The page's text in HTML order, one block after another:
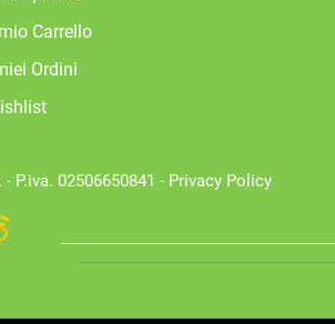
Carrello
Ordini
P.iva. 02506650841 - Privacy Policy